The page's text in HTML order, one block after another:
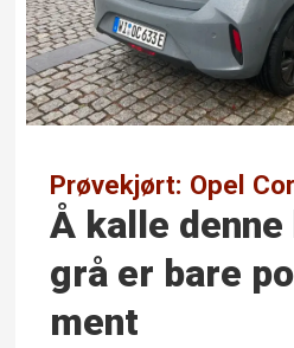
Prøvekjørt: Opel
Å kalle
grå er bare
ment